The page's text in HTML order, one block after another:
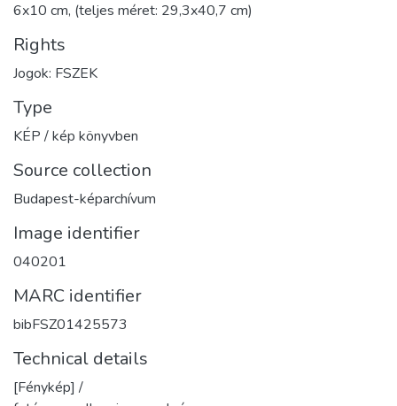
6x10 cm, (teljes méret: 29,3x40,7 cm)
Rights
Jogok: FSZEK
Type
KÉP / kép könyvben
Source collection
Budapest-képarchívum
Image identifier
040201
MARC identifier
bibFSZ01425573
Technical details
[Fénykép] /